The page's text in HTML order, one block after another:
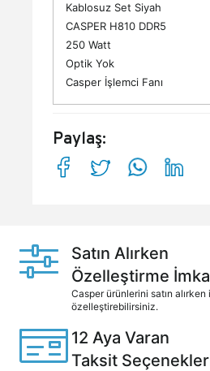
Kablosuz Set Siyah
CASPER H810 DDR5
250 Watt
Optik Yok
Casper İşlemci Fanı
Paylaş:
Satın Alırken
Özelleştirme
Casper ürünlerini satın alırken
özelleştirebilirsiniz.
12 Aya Varan
Taksit